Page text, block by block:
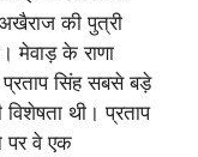
की पुत्री
मेवाड़ के राणा
सिंह सबसे बड़े
थी। प्रताप
पर वे एक